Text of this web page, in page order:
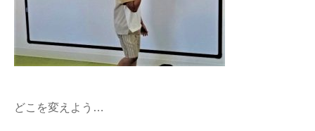
どこを変えよう…